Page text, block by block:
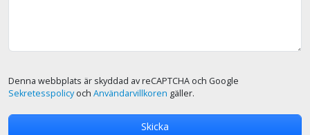
Denna webbplats är skyddad av reCAPTCHA och Google
Sekretesspolicyoch Användarvillkoren gäller.